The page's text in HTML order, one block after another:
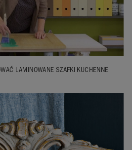
LAMINOWANE SZAFKI KUCHENNE